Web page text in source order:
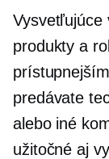
Vysvetľujúce
produkty a
predávate
alebo iné
užitočné aj